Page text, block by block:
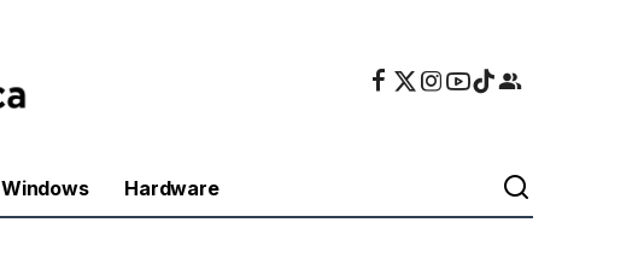
Windows Hardware